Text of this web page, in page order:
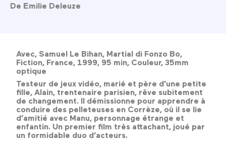
De Emilie Deleuze
Avec, Samuel Le Bihan, Martial di Fonzo Bo,
Fiction, France, 1999, 95 min, Couleur, 35mm
optique
Testeur de jeux vidéo, marié et père d’une petite
fille, Alain, trentenaire parisien, rêve subitement
de changement. Il démissionne pour apprendre à
conduire des pelleteuses en Corrèze, où il se lie
d’amitié avec Manu, personnage étrange et
enfantin. Un premier film très attachant, joué par
un formidable duo d’acteurs.